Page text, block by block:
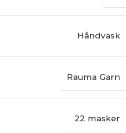
Håndvask
Rauma Garn
22 masker